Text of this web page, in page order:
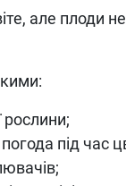
але плоди
рослини;
під час